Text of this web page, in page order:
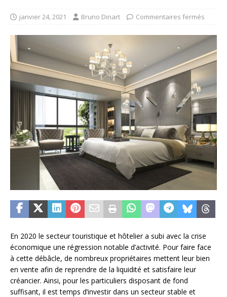
janvier 24, 2021 Bruno Dinart Commentaires fermés
En 2020 le secteur touristique et hôtelier a subi avec la crise
économique une régression notable d’activité. Pour faire face
à cette débâcle, de nombreux propriétaires mettent leur bien
en vente afin de reprendre de la liquidité et satisfaire leur
créancier. Ainsi, pour les particuliers disposant de fond
suffisant, il est temps d’investir dans un secteur stable et